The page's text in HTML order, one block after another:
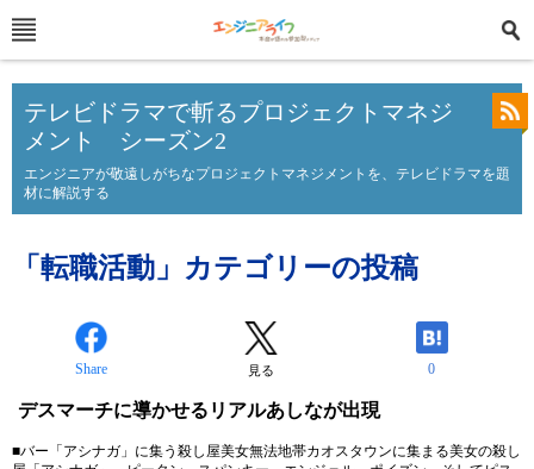
テレビドラマで斬るプロジェクトマネジ
メント シーズン2
エンジニアが敬遠しがちなプロジェクトマネジメントを、テレビドラマを題
材に解説する
「転職活動」カテゴリーの投稿
Share 見る 0
デスマーチに導かせるリアルあしなが出現
■バー「アシナガ」に集う殺し屋美女無法地帯カオスタウンに集まる美女の殺し